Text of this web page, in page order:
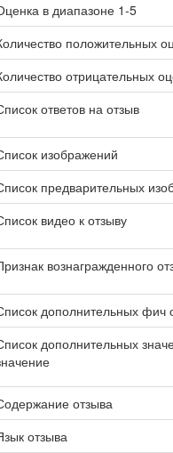
в диапазоне 1-5
положительных
отрицательных
ответов на отзыв
изображений
предварительных
видео к отзыву
вознагражденного
дополнительных фич
дополнительных
отзыва
отзыва